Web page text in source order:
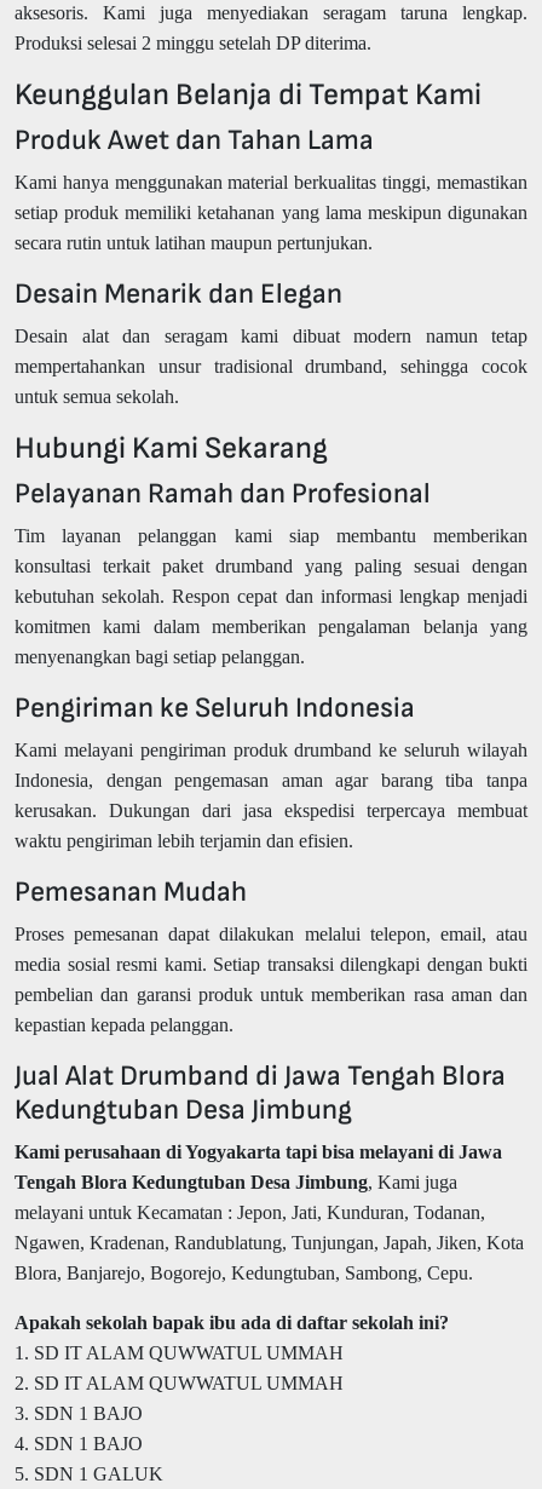
aksesoris. Kami juga menyediakan seragam taruna lengkap.
Produksi selesai 2 minggu setelah DP diterima.
Keunggulan Belanja di Tempat Kami
Produk Awet dan Tahan Lama
Kami hanya menggunakan material berkualitas tinggi, memastikan
setiap produk memiliki ketahanan yang lama meskipun digunakan
secara rutin untuk latihan maupun pertunjukan.
Desain Menarik dan Elegan
Desain alat dan seragam kami dibuat modern namun tetap
mempertahankan unsur tradisional drumband, sehingga cocok
untuk semua sekolah.
Hubungi Kami Sekarang
Pelayanan Ramah dan Profesional
Tim layanan pelanggan kami siap membantu memberikan
konsultasi terkait paket drumband yang paling sesuai dengan
kebutuhan sekolah. Respon cepat dan informasi lengkap menjadi
komitmen kami dalam memberikan pengalaman belanja yang
menyenangkan bagi setiap pelanggan.
Pengiriman ke Seluruh Indonesia
Kami melayani pengiriman produk drumband ke seluruh wilayah
Indonesia, dengan pengemasan aman agar barang tiba tanpa
kerusakan. Dukungan dari jasa ekspedisi terpercaya membuat
waktu pengiriman lebih terjamin dan efisien.
Pemesanan Mudah
Proses pemesanan dapat dilakukan melalui telepon, email, atau
media sosial resmi kami. Setiap transaksi dilengkapi dengan bukti
pembelian dan garansi produk untuk memberikan rasa aman dan
kepastian kepada pelanggan.
Jual Alat Drumband di Jawa Tengah Blora
Kedungtuban Desa Jimbung
Kami perusahaan di Yogyakarta tapi bisa melayani di Jawa
Tengah Blora Kedungtuban Desa Jimbung, Kami juga
melayani untuk Kecamatan : Jepon, Jati, Kunduran, Todanan,
Ngawen, Kradenan, Randublatung, Tunjungan, Japah, Jiken, Kota
Blora, Banjarejo, Bogorejo, Kedungtuban, Sambong, Cepu.
Apakah sekolah bapak ibu ada di daftar sekolah ini?
1. SD IT ALAM QUWWATUL UMMAH
2. SD IT ALAM QUWWATUL UMMAH
3. SDN 1 BAJO
4. SDN 1 BAJO
5. SDN 1 GALUK